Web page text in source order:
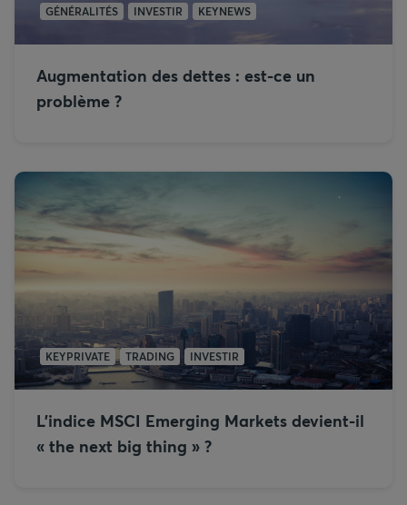
GÉNÉRALITÉS INVESTIR KEYNEWS
Augmentation des dettes : est-ce un
problème ?
KEYPRIVATE TRADING INVESTIR
L'indice MSCI Emerging Markets devient-il
« the next big thing » ?